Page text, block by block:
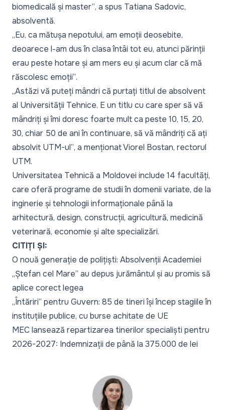
biomedicală și master”, a spus Tatiana Sadovic,
absolventă.
„Eu, ca mătușa nepotului, am emoții deosebite,
deoarece l-am dus în clasa întâi tot eu, atunci părinții
erau peste hotare și am mers eu și acum clar că mă
răscolesc emoții”.
„Astăzi vă puteți mândri că purtați titlul de absolvent
al Universității Tehnice. E un titlu cu care sper să vă
mândriți și îmi doresc foarte mult ca peste 10, 15, 20,
30, chiar 50 de ani în continuare, să vă mândriți că ați
absolvit UTM-ul”, a menționat Viorel Bostan, rectorul
UTM.
Universitatea Tehnică a Moldovei include 14 facultăți,
care oferă programe de studii în domenii variate, de la
inginerie și tehnologii informaționale până la
arhitectură, design, construcții, agricultură, medicină
veterinară, economie și alte specializări.
CITIȚI ȘI:
O nouă generație de polițiști: Absolvenții Academiei
„Ștefan cel Mare” au depus jurământul și au promis să
aplice corect legea
„Întăriri” pentru Guvern: 85 de tineri își încep stagiile în
instituțiile publice, cu burse achitate de UE
MEC lansează repartizarea tinerilor specialiști pentru
2026-2027: Indemnizații de până la 375.000 de lei